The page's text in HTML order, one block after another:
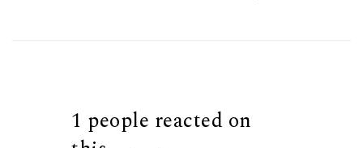
1 people reacted on